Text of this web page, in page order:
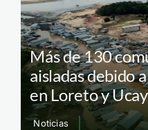
Más de 130
aisladas debido
en Loreto y
Noticias